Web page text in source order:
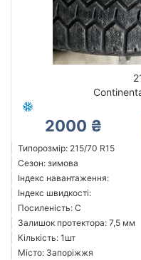
2000 ₴
Типорозмір: 215/70 R15
Сезон: зимова
Індекс навантаження:
Індекс швидкості:
Посиленість: C
Залишок протектора: 7,5 мм
Кількість: 1шт
Місто: Запоріжжя
всесезонна
зимова нешип
Залишок протектора мм.
Bridgestone
Continental